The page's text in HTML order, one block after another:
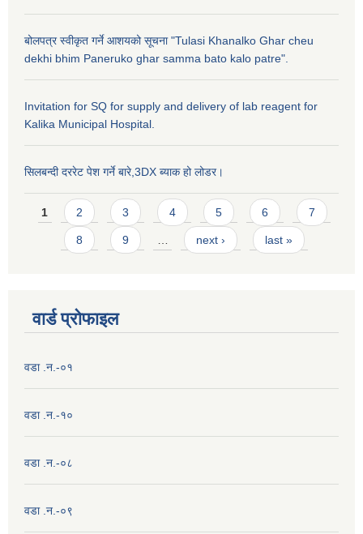
बोलपत्र स्वीकृत गर्ने आशयको सूचना "Tulasi Khanalko Ghar cheu
dekhi bhim Paneruko ghar samma bato kalo patre".
Invitation for SQ for supply and delivery of lab reagent for
Kalika Municipal Hospital.
सिलबन्दी दररेट पेश गर्ने बारे,3DX ब्याक हो लोडर।
Pages
1 2 3 4 5 6 7
8 9 next › last »
वार्ड प्राेफाइल
वडा .न.-०१
वडा .न.-१०
वडा .न.-०८
वडा .न.-०९